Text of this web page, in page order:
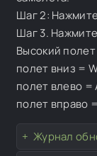
Шаг 2:
Шаг 3.
Высокий
полет вниз =
полет влево =
полет вправо
Журнал